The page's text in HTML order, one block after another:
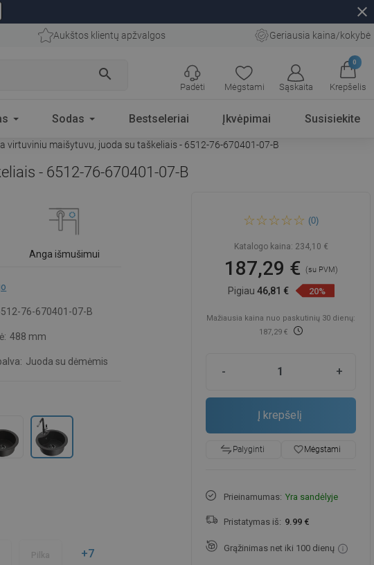
close
Aukštos klientų apžvalgos Geriausia kaina/kokybė
search
Mėgstami Sąskaita
0
Krepšelis
Padėti
Sodas Bestseleriai Įkvėpimai Susisiekite
virtuviniu maišytuvu, juoda su taškeliais - 6512-76-670401-07-B
- 6512-76-670401-07-B
Anga išmušimui
76-670401-07-B
488 mm
Juoda su dėmėmis
Pilka +7
granito kriauklė su Flora
taškeliais - 6512-76-670401-
07-B
(0)
Katalogo kaina: 234,10 €
187,29 € (su PVM)
Pigiau46,81 € 20%
Mažiausia kaina nuo paskutinių 30 dienų:
187,29 €
- +
Į krepšelį
Palyginti favorite_borderMėgstami
Prieinamumas: Yra sandėlyje
Pristatymas iš: 9.99 €
Grąžinimas net iki 100 dienų